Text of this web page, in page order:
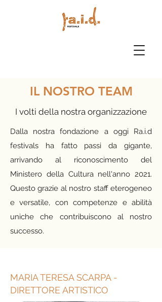
IL NOSTRO TEAM
I volti della nostra organizzazione
Dalla nostra fondazione a oggi Ra.i.d
festivals ha fatto passi da gigante,
arrivando al riconoscimento del
Ministero della Cultura nell'anno 2021.
Questo grazie al nostro staff eterogeneo
e versatile, con competenze e abilità
uniche che contribuiscono al nostro
successo.
MARIA TERESA SCARPA -
DIRETTORE ARTISTICO